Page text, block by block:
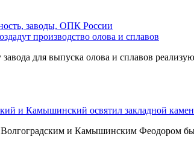
заводы, ОПК России
производство олова и сплавов
завода для выпуска олова и сплавов
и Камышинский освятил закладной
и Камышинским Феодором